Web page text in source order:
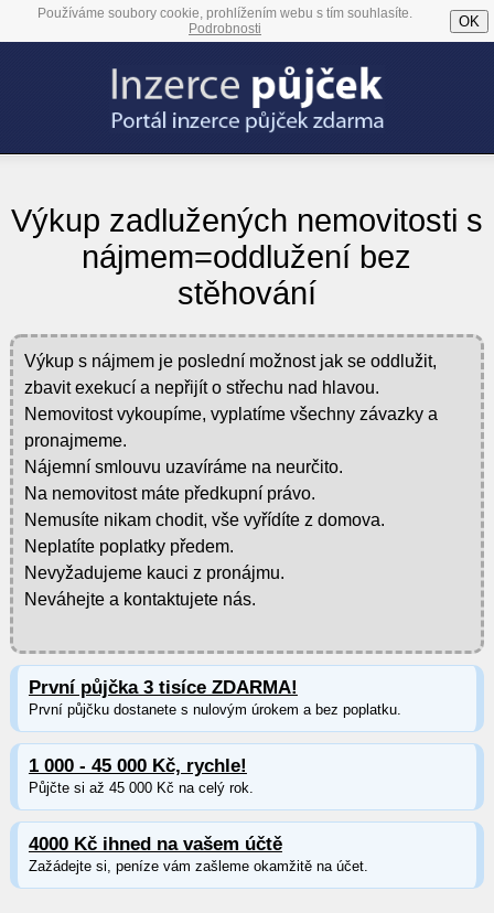
Používáme soubory cookie, prohlížením webu s tím souhlasíte.
Podrobnosti
OK
Výkup zadlužených nemovitosti s
nájmem=oddlužení bez
stěhování
Výkup s nájmem je poslední možnost jak se oddlužit,
zbavit exekucí a nepřijít o střechu nad hlavou.
Nemovitost vykoupíme, vyplatíme všechny závazky a
pronajmeme.
Nájemní smlouvu uzavíráme na neurčito.
Na nemovitost máte předkupní právo.
Nemusíte nikam chodit, vše vyřídíte z domova.
Neplatíte poplatky předem.
Nevyžadujeme kauci z pronájmu.
Neváhejte a kontaktujete nás.
První půjčka 3 tisíce ZDARMA!
První půjčku dostanete s nulovým úrokem a bez poplatku.
1 000 - 45 000 Kč, rychle!
Půjčte si až 45 000 Kč na celý rok.
4000 Kč ihned na vašem účtě
Zažádejte si, peníze vám zašleme okamžitě na účet.